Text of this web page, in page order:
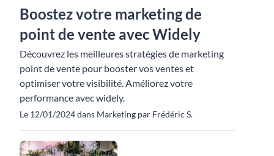
Boostez votre marketing de
point de vente avec Widely
Découvrez les meilleures stratégies de marketing
point de vente pour booster vos ventes et
optimiser votre visibilité. Améliorez votre
performance avec widely.
Le 12/01/2024 dans Marketing par Frédéric S.